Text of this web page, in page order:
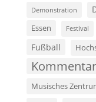
Demonstration
Essen Festival
Fußball
Kommentar
Musisches